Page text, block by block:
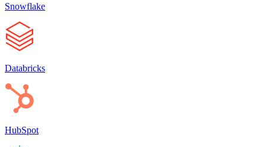
Snowflake
Databricks
HubSpot